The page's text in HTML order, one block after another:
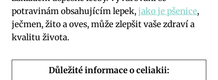
potravinám obsahujícím lepek,jako je pšenice,
ječmen, žito a oves, může zlepšit vaše zdraví a
kvalitu života.
Důležité informace o celiakii: